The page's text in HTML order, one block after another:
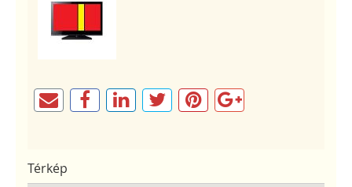
Térkép